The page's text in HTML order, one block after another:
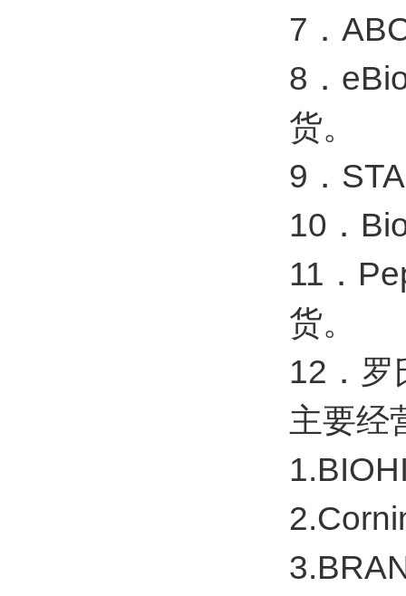
7．
8．
货。
9．
10．
11．
货。
12．
主要经